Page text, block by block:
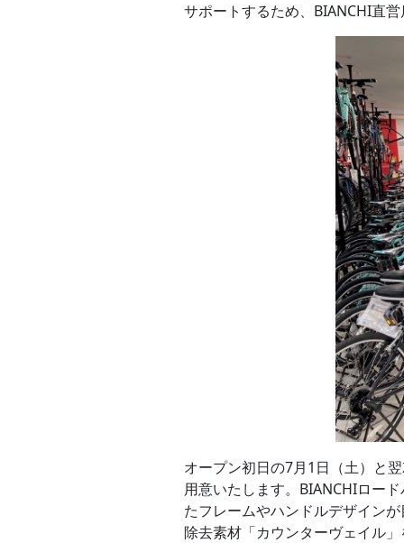
サポートするため、BIANCHI直
オープン初日の7月1日（土）と
用意いたします。BIANCHIロー
たフレームやハンドルデザイン
除去素材「カウンターヴェイル